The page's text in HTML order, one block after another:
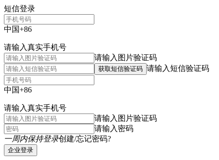
短信登录
中国+86
请输入真实手机号
请输入图片验证码
获取短信验证码 请输入短信验证码
中国+86
请输入真实手机号
请输入图片验证码
请输入密码
一周内保持登录创建/忘记密码?
企业登录